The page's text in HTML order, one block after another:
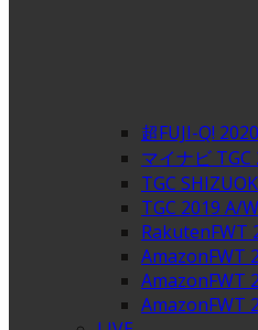
超FUJI-Q! 2020
マイナビ TGC
TGC
TGC 2019 A/W
RakutenFWT
AmazonFWT
AmazonFWT
AmazonFWT